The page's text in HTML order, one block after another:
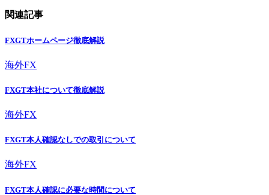
関連記事
FXGTホームページ徹底解説
海外FX
FXGT本社について徹底解説
海外FX
FXGT本人確認なしでの取引について
海外FX
FXGT本人確認に必要な時間について